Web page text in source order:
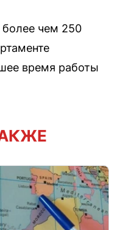
более чем 250
время работы